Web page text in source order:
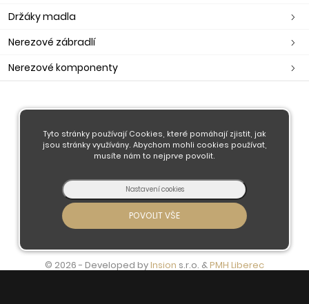
Držáky madla
Nerezové zábradlí
Nerezové komponenty
Obchodní podmínky
Doprava a platba
Kontaktujte nás
© 2026 - Developed byInsion s.r.o. &PMH Liberec
Tyto stránky používají Cookies, které pomáhají zjistit, jak
jsou stránky využívány. Abychom mohli cookies používat,
musíte nám to nejprve povolit.